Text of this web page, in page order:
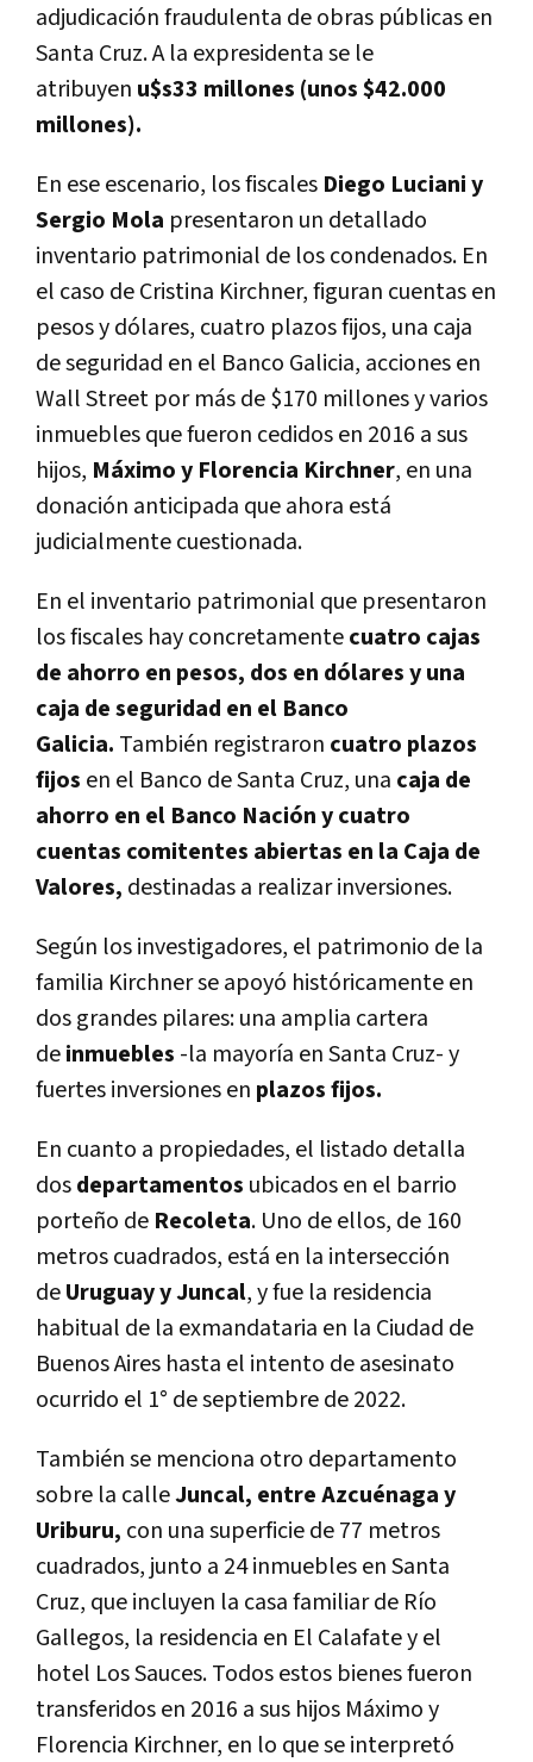
adjudicación fraudulenta de obras públicas en
Santa Cruz. A la expresidenta se le
atribuyen u$s33 millones (unos $42.000
millones).
En ese escenario, los fiscales Diego Luciani y
Sergio Mola presentaron un detallado
inventario patrimonial de los condenados. En
el caso de Cristina Kirchner,figuran cuentas en
pesos y dólares, cuatro plazos fijos, una caja
de seguridad en el Banco Galicia, acciones en
Wall Street por más de $170 millones y varios
inmueblesque fueron cedidos en 2016 a sus
hijos, Máximo y Florencia Kirchner, en una
donación anticipada que ahora está
judicialmente cuestionada.
En el inventario patrimonial que presentaron
los fiscales hay concretamentecuatro cajas
de ahorro en pesos, dos en dólares y una
caja de seguridad en el Banco
Galicia. También registraron cuatro plazos
fijos en el Banco de Santa Cruz, una caja de
ahorro en el Banco Nación y cuatro
cuentas comitentes abiertas en la Caja de
Valores, destinadas a realizar inversiones.
Según los investigadores, el patrimonio de la
familia Kirchner se apoyó históricamente en
dos grandes pilares: una amplia cartera
deinmuebles -la mayoría en Santa Cruz- y
fuertes inversiones en plazos fijos.
En cuanto a propiedades, el listado detalla
dosdepartamentos ubicados en el barrio
porteño de Recoleta. Uno de ellos, de 160
metros cuadrados, está en la intersección
deUruguay y Juncal, y fue la residencia
habitual de la exmandataria en la Ciudad de
Buenos Aires hasta el intento de asesinato
ocurrido el 1° de septiembre de 2022.
También se menciona otro departamento
sobre la calleJuncal, entre Azcuénaga y
Uriburu, con una superficie de 77 metros
cuadrados, junto a 24 inmuebles en Santa
Cruz, que incluyen la casa familiar de Río
Gallegos, la residencia en El Calafate y el
hotel Los Sauces.Todos estos bienes fueron
transferidos en 2016 a sus hijos Máximo y
Florencia Kirchner, en lo que se interpretó